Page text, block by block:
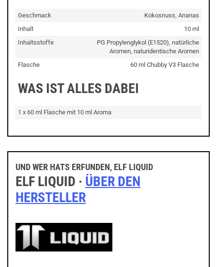
Geschmack
Kokosnuss, Ananas
Inhalt
10 ml
Inhaltsstoffe
PG Propylenglykol (E1520), natürliche
Aromen, naturidentische Aromen
Flasche
60 ml Chubby V3 Flasche
WAS IST ALLES DABEI
1 x 60 ml Flasche mit 10 ml Aroma
UND WER HATS ERFUNDEN, ELF LIQUID
ELF LIQUID · ÜBER DEN
HERSTELLER